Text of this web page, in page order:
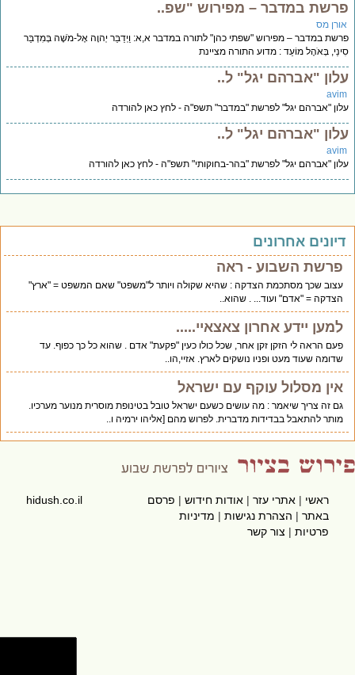
במדבר – מפירוש "שפ..
מס
במדבר – מפירוש "שפתי כהן" לתורה במדבר א,א: וַיְדַבֵּר יְהוָה אֶל-מֹשֶׁה בְּמִדְבַּר
בְּאֹהֶל מוֹעֵד : מדוע התורה מציינת
"אברהם יגל" ל..
"אברהם יגל" לפרשת "במדבר" תשפ"ה - לחץ כאן להורדה
"אברהם יגל" ל..
"אברהם יגל" לפרשת "בהר-בחוקותי" תשפ"ה - לחץ כאן להורדה
אחרונים
פרשת השבוע - ראה
עצוב שכך מסתכמת הצדקה : שהיא שקולה ויותר ל"משפט" שאם המשפט = "ארץ"
הצדקה = "אדם" ועוד... . שהוא..
למען יידע אחרון צאצאיי.....
פעם הראה לי הזקן זקן אחר, שכל כולו כעין "פקעת" אדם . שהוא כל כך כפוף. עד
שדומה שעוד מעט ופניו נושקים לארץ. אזיי,הו..
אין מסלול עוקף עם ישראל
גם זה צריך שיאמר : מה עושים כשעם ישראל טובל בטינופת מוסרית מנוער מערכיו.
מותר להתאבל בבדידות מדברית. לפרוש מהם [אליהו ירמיה ו..
ראשי|אתרי עזר|אודות חידוש|פרסם
באתר|הצהרת נגישות|מדיניות
פרטיות|צור קשר
hidush.co.il